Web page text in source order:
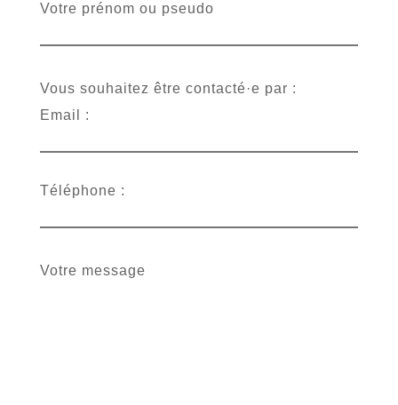
Votre prénom ou pseudo
Vous souhaitez être contacté·e par :
Email :
Téléphone :
Votre message